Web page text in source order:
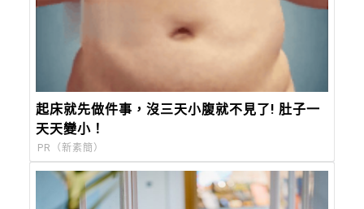
起床就先做件事，沒三天小腹就不見了! 肚子一
天天變小！
PR（新素簡）